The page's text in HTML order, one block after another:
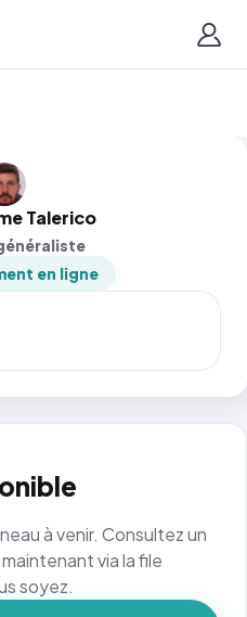
Talerico
en ligne
à venir. Consultez un
via la file
soyez.